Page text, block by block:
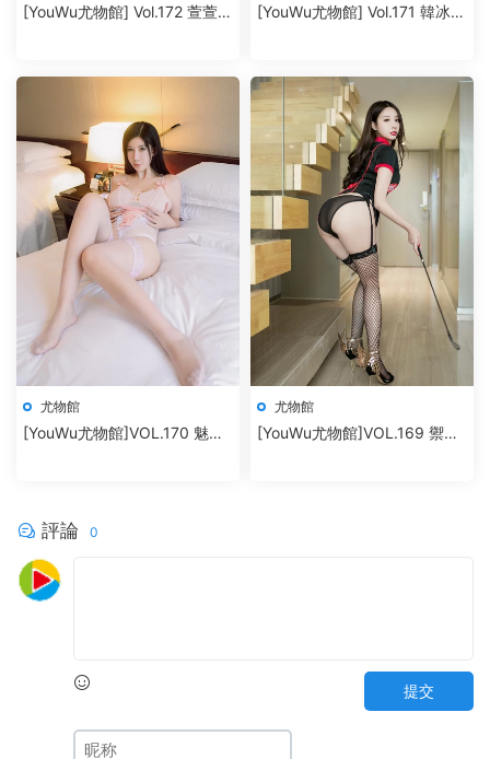
[YouWu尤物館] Vol.172 萱萱
[YouWu尤物館] Vol.171 韓冰冰
尤物館
[YouWu尤物館]VOL.170 魅惑
尤物館
[YouWu尤物館]VOL.169 禦姐
評論 0
提交